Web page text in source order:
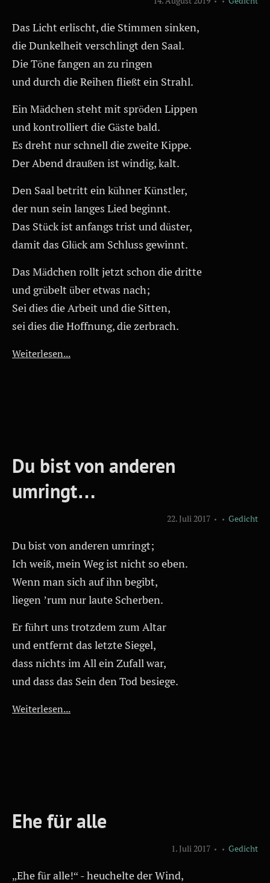
Das Licht erlischt, die Stimmen sinken,
die Dunkelheit verschlingt den Saal.
Die Töne fangen an zu ringen
und durch die Reihen fließt ein Strahl.
Ein Mädchen steht mit spröden Lippen
und kontrolliert die Gäste bald.
Es dreht nur schnell die zweite Kippe.
Der Abend draußen ist windig, kalt.
Den Saal betritt ein kühner Künstler,
der nun sein langes Lied beginnt.
Das Stück ist anfangs trist und düster,
damit das Glück am Schluss gewinnt.
Das Mädchen rollt jetzt schon die dritte
und grübelt über etwas nach;
Sei dies die Arbeit und die Sitten,
sei dies die Hoffnung, die zerbrach.
Weiterlesen...
Du bist von anderen
umringt…
22. Juli 2017 Gedicht
Du bist von anderen umringt;
Ich weiß, mein Weg ist nicht so eben.
Wenn man sich auf ihn begibt,
liegen ’rum nur laute Scherben.
Er führt uns trotzdem zum Altar
und entfernt das letzte Siegel,
dass nichts im All ein Zufall war,
und dass das Sein den Tod besiege.
Weiterlesen...
Ehe für alle
1. Juli 2017 Gedicht
„Ehe für alle!“ - heuchelte der Wind,